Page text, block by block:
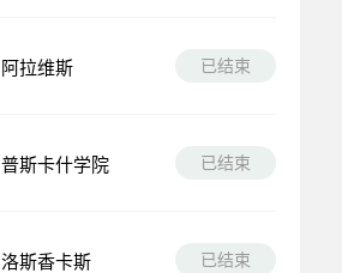
阿拉维斯 已结束
普斯卡什学院 已结束
洛斯香卡斯 已结束